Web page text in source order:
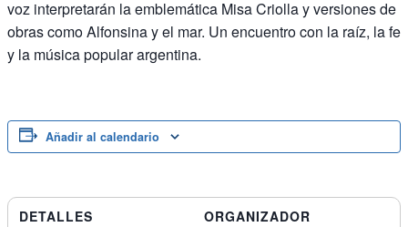
voz interpretarán la emblemática Misa Criolla y versiones de
obras como Alfonsina y el mar. Un encuentro con la raíz, la fe
y la música popular argentina.
Añadir al calendario
DETALLES ORGANIZADOR